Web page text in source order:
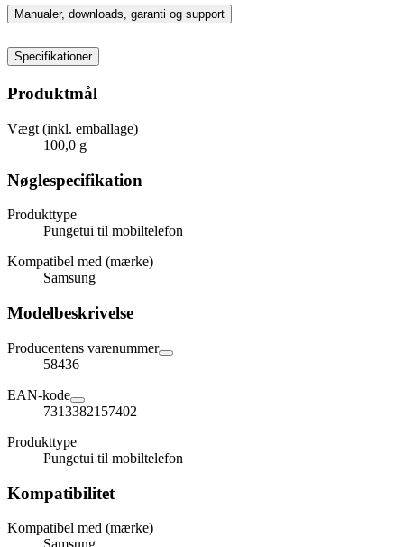
Manualer, downloads, garanti og support
Specifikationer
Produktmål
Vægt (inkl. emballage)
100,0 g
Nøglespecifikation
Produkttype
Pungetui til mobiltelefon
Kompatibel med (mærke)
Samsung
Modelbeskrivelse
Producentens varenummer
58436
EAN-kode
7313382157402
Produkttype
Pungetui til mobiltelefon
Kompatibilitet
Kompatibel med (mærke)